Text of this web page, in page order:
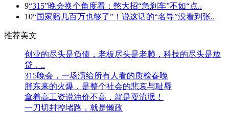
9“315”晚会换个角度看：憋大招“急刹车”不如“点..
10“国家赔几百万也够了”！说这话的“名导”没看到张..
推荐美文
创业的尽头是负债，老板尽头是老赖，科技的尽头是放
贷，..
315晚会，一场演给所有人看的质检春晚
胖东来的火爆，是整个社会的悲哀与耻辱
拿着高工资说油价不高，就是耍流氓！
一刀切封控堵路，就是懒政